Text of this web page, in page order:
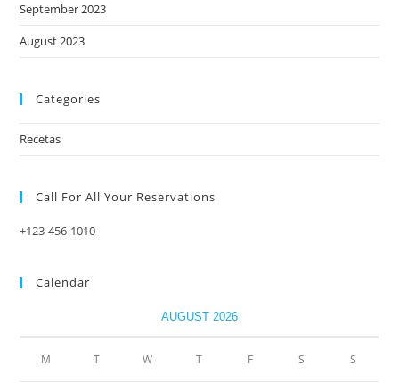
September 2023
August 2023
Categories
Recetas
Call For All Your​ Reservations
+123-456-1010
Calendar
AUGUST 2026
M T W T F S S